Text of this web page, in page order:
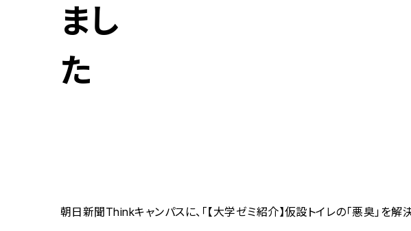
まし
た
朝日新聞Thinkキャンパスに、「【大学ゼミ紹介】仮設トイレの「悪臭」